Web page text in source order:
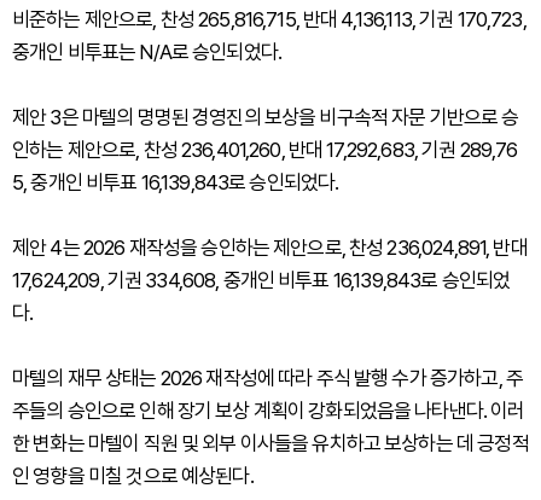
비준하는 제안으로, 찬성 265,816,715, 반대 4,136,113, 기권 170,723,
중개인 비투표는 N/A로 승인되었다.
제안 3은 마텔의 명명된 경영진의 보상을 비구속적 자문 기반으로 승
인하는 제안으로, 찬성 236,401,260, 반대 17,292,683, 기권 289,76
5, 중개인 비투표 16,139,843로 승인되었다.
제안 4는 2026 재작성을 승인하는 제안으로, 찬성 236,024,891, 반대
17,624,209, 기권 334,608, 중개인 비투표 16,139,843로 승인되었
다.
마텔의 재무 상태는 2026 재작성에 따라 주식 발행 수가 증가하고, 주
주들의 승인으로 인해 장기 보상 계획이 강화되었음을 나타낸다. 이러
한 변화는 마텔이 직원 및 외부 이사들을 유치하고 보상하는 데 긍정적
인 영향을 미칠 것으로 예상된다.